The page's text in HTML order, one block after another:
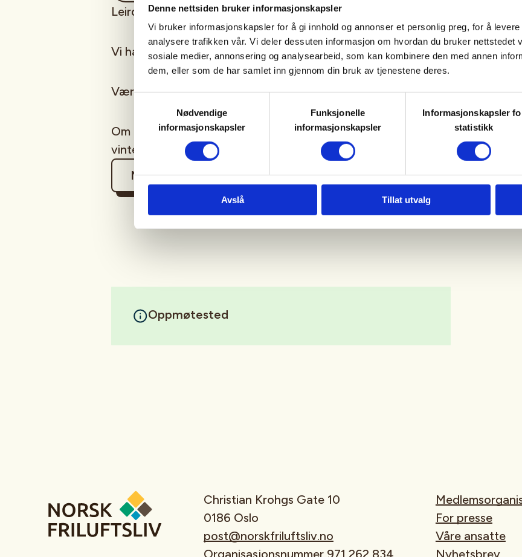
Denne nettsiden bruker informasjonskapsler
Vi bruker informasjonskapsler for å gi innhold og annonser et personlig preg, for å
analysere trafikken vår. Vi deler dessuten informasjon om hvordan du bruker nettstedet
sosiale medier, annonsering og analysearbeid, som kan kombinere den med annen
dem, eller som de har samlet inn gjennom din bruk av tjenestene deres.
Nødvendige
informasjonskapsler
Funksjonelle
informasjonskapsler
Informasjonskapsler
statistikk
Avslå Tillat utvalg
Leirdueskyting for alle.
Vi har instruktører og våpen til utlån.
Værforbehold i vinterhalvåret.
Om der ikke kommer folk, vil vi vurdere å lukke kl. 19.00 om
vinteren.
Mer informasjon
Oppmøtested
Christian Krohgs Gate 10
0186 Oslo
post@norskfriluftsliv.no
Organisasjonsnummer 971 262 834
For presse
Våre ansatte
Nyhetsbrev